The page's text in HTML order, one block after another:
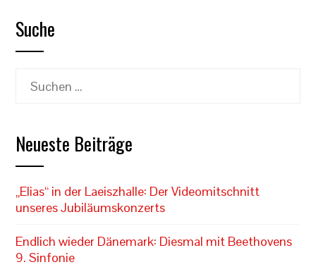
Suche
Suchen
Neueste Beiträge
„Elias“ in der Laeiszhalle: Der Videomitschnitt
unseres Jubiläumskonzerts
Endlich wieder Dänemark: Diesmal mit Beethovens
9. Sinfonie